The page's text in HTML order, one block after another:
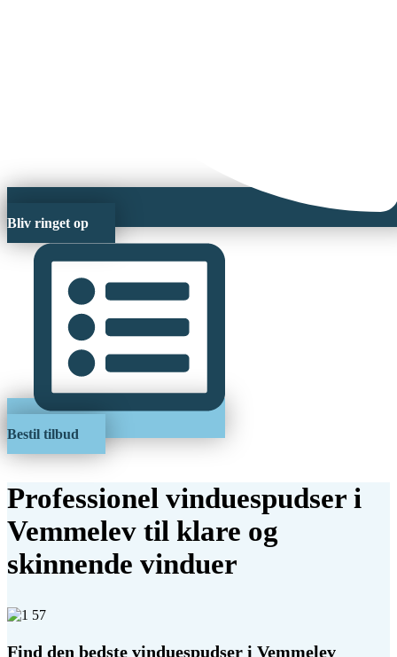
Bliv ringet op
Bestil tilbud
Professionel vinduespudser i
Vemmelev til klare og
skinnende vinduer
Find den bedste vinduespudser i Vemmelev